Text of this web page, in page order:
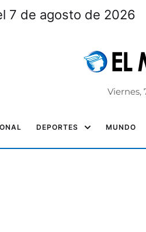
7 de agosto de 2026
Viernes,
DEPORTES MUNDO